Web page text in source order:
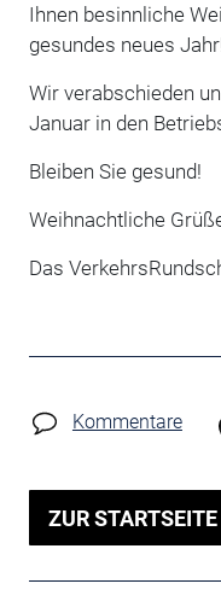
Ihnen besinnliche
gesundes neues
Wir verabschieden
Januar in den
Bleiben Sie gesund!
Weihnachtliche
Das
Kommentare
ZUR STARTSEITE